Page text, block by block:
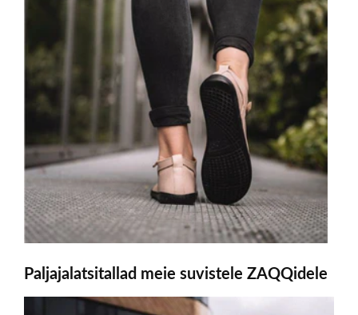
Paljajalatsitallad meie suvistele ZAQQidele